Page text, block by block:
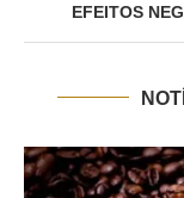
EFEITOS